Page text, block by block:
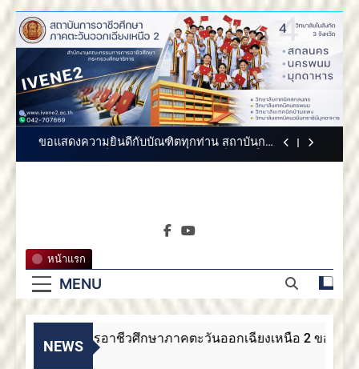
Skip
to
สถาบันการอาชีวศึกษาภาคตะวันออกเฉียงเหนือ
2 ขอแสดงความยินดี
สถาบันการอาชีวศึกษาภาคตะวันออกเฉียง
เหนือ 2 ขอแสดงความยินดี
สถาบันการอาชีวศึกษาภาคตะวันออกเฉียงเหนือ
2 ประกาศสรรหากรรมการสภาสถาบันผู้ทรง
ขอแสดงความยินดีกับบัณฑิตทุกท่าน สถาบันการ
เหนือ 2 ขอแสดงความยินดี
สถาบันการอาชีวศึกษาภาคตะวันออกเฉียงเหนือ
2 ประกาศสรรหากรรมการสภาสถาบันผู้ทรง
คุณวุฒิ
ขอแสดงความยินดีกับบัณฑิตทุกท่าน สถาบันการ
อาชีวศึกษาภาคตะวันออกเฉียงเหนือ 2
สถาบันการอาชีวศึกษาภาคตะวันออกเฉียงเหนือ
2 ขอแสดงความยินดี
สถาบันการ
ภาคตะวัน
ออกเฉียง
เหนือ 2
สถาบันการอาชีวศึกษาภาค
MENU
หน้าแรก
NEWS
สถาบันการอาชีวศึกษาภาคตะวันออกเฉียงเหนือ 2 ขอแสดงค